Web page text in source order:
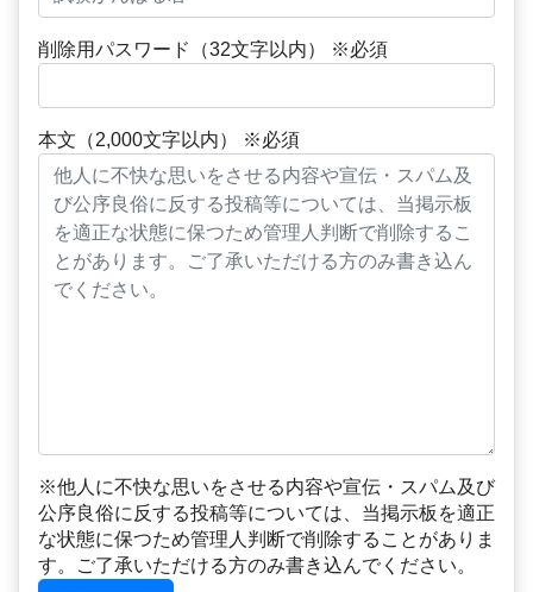
削除用パスワード（32文字以内） ※必須
本文（2,000文字以内） ※必須
※他人に不快な思いをさせる内容や宣伝・スパム及び
公序良俗に反する投稿等については、当掲示板を適正
な状態に保つため管理人判断で削除することがありま
す。ご了承いただける方のみ書き込んでください。